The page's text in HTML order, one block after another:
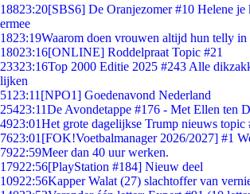
18823:20[SBS6] De Oranjezomer #10 Helene je
ermee
1823:19Waarom doen vrouwen altijd hun telly in
18023:16[ONLINE] Roddelpraat Topic #21
23323:16Top 2000 Editie 2025 #243 Alle
lijken
51 23:11 [NPO1] Goedenavond Nederland
25423:11De Avondetappe #176 - Met Ellen ten
4923:01Het grote dagelijkse Trump nieuws topic
7623:01 [FOK!Voetbalmanager 2026/2027] #1
7922:59Meer dan 40 uur werken.
17922:56[PlayStation #184] Nieuw deel
10922:56Kapper Walat (27) slachtoffer van